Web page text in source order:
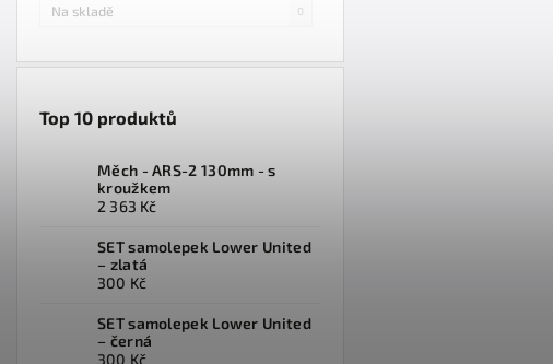
Na skladě 0
Top 10 produktů
Měch - ARS-2 130mm - s
kroužkem
2 363 Kč
SET samolepek Lower United
– zlatá
300 Kč
SET samolepek Lower United
– černá
300 Kč